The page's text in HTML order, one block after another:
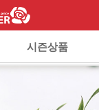
시즌상품